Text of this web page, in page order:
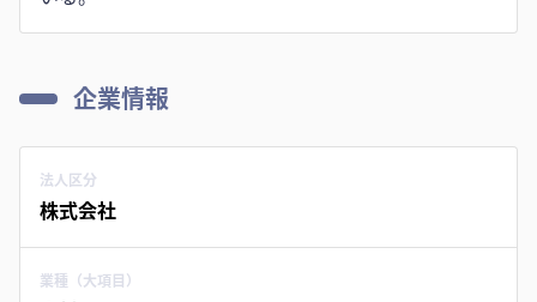
企業情報
法人区分
株式会社
業種（大項目）